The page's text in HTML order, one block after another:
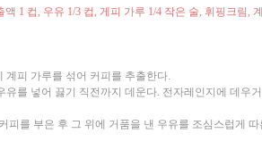
1 컵, 우유 1/3 컵, 게피 가루 1/4 작은 술, 휘핑크림,
계피 가루를 섞어 커피를 추출한다.
유를 넣어 끓기 직전까지 데운다. 전자레인지에 데우
피를 부은 후 그 위에 거품을 낸 우유를 조심스럽게